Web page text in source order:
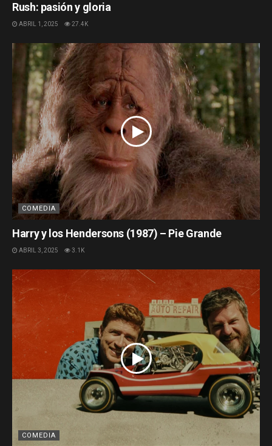
Rush: pasión y gloria
ABRIL 1, 2025 27.4K
COMEDIA
Harry y los Hendersons (1987) – Pie Grande
ABRIL 3, 2025 3.1K
COMEDIA